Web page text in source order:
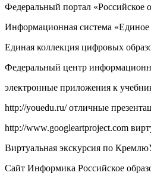
Федеральный портал «Российское
Информационная система
Единая коллекция цифровых
Федеральный центр
электронные приложения к
http://youedu.ru/ отличные
http://www.googleartproject.com
Виртуальная экскурсия по
Cайт Информика Российское